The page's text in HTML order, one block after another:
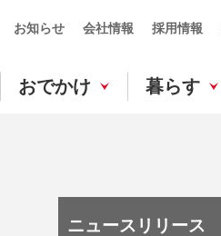
おでかけ 暮らす
お知らせ 会社情報 採用情報
ニュースリリース